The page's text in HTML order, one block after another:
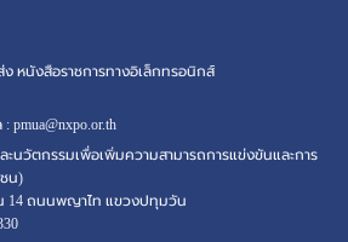
หนังสือราชการทางอิเล็กทรอนิกส์
: pmua@nxpo.or.th
ะนวัตกรรมเพื่อเพิ่มความสามารถการแข่งขันและการ
น)
14 ถนนพญาไท แขวงปทุมวัน